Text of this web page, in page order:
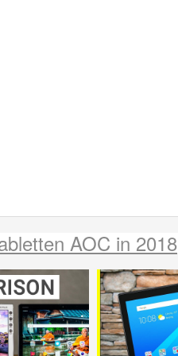
AOC in 2018